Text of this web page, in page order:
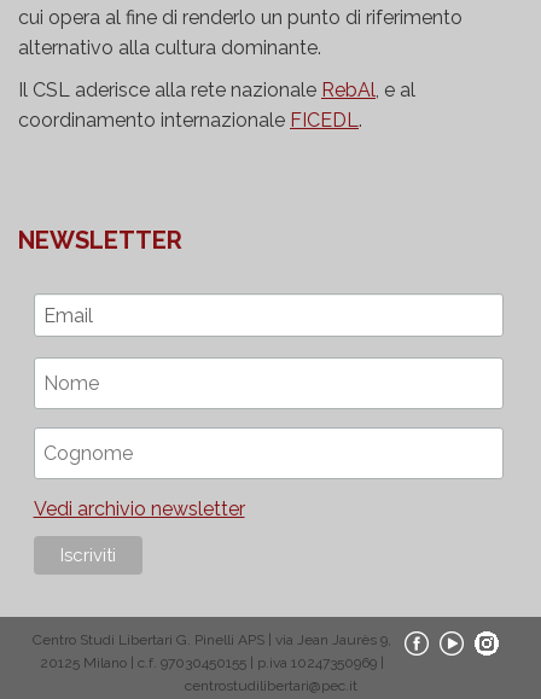
cui opera al fine di renderlo un punto di riferimento
alternativo alla cultura dominante.
Il CSL aderisce alla rete nazionale RebAl, e al
coordinamento internazionale FICEDL.
NEWSLETTER
Vedi archivio newsletter
Centro Studi Libertari G. Pinelli APS | via Jean Jaurès 9,
20125 Milano | c.f. 97030450155 | p.iva 10247350969 |
centrostudilibertari@pec.it